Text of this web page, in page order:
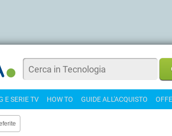
E SERIE TV HOW TO GUIDE ALL'ACQUISTO